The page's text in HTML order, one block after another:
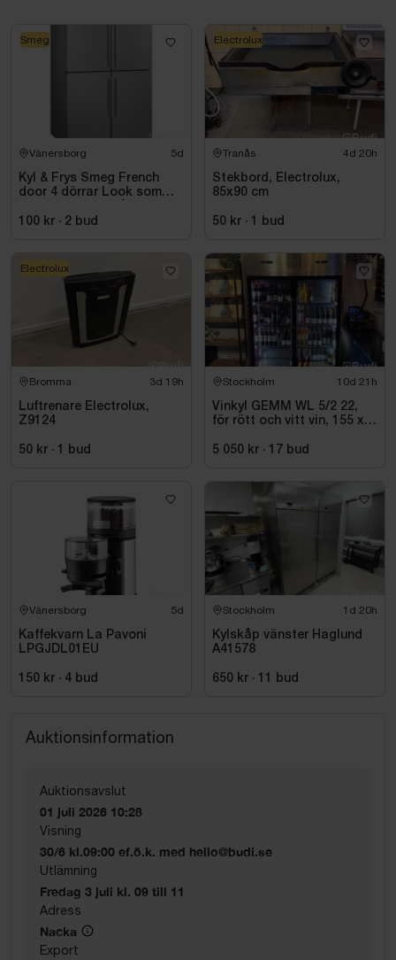
Vänersborg 5d
Kyl & Frys Smeg French
door 4 dörrar Look som
Universiell FQ60XDE
100 kr · 2 bud
Smeg
Tranås 4d 20h
Stekbord, Electrolux,
85x90 cm
50 kr · 1 bud
Electrolux
Bromma 3d 19h
Luftrenare Electrolux,
Z9124
50 kr · 1 bud
Electrolux
Stockholm 10d 21h
Vinkyl GEMM WL 5/2 22,
för rött och vitt vin, 155 x
5 050 kr · 17 bud
Vänersborg 5d
Kaffekvarn La Pavoni
LPGJDL01EU
150 kr · 4 bud
Stockholm 1d 20h
Kylskåp vänster Haglund
A41578
650 kr · 11 bud
Auktionsinformation
Auktionsavslut
01 juli 2026 10:28
Visning
30/6 kl.09:00 ef.ö.k. med hello@budi.se
Utlämning
Fredag 3 juli kl. 09 till 11
Adress
Nacka
Export